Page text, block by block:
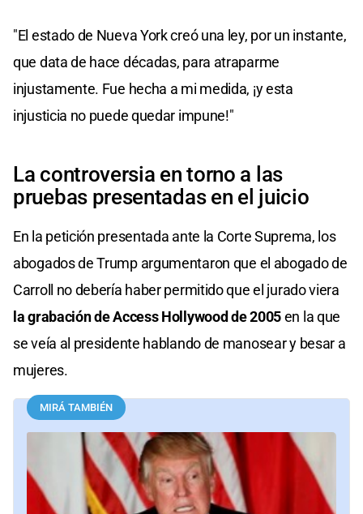
"El estado de Nueva York creó una ley, por un instante,
que data de hace décadas, para atraparme
injustamente. Fue hecha a mi medida, ¡y esta
injusticia no puede quedar impune!"
La controversia en torno a las
pruebas presentadas en el juicio
En la petición presentada ante la Corte Suprema, los
abogados de Trump argumentaron que el abogado de
Carroll no debería haber permitido que el jurado viera
la grabación de Access Hollywood de 2005en la que
se veía al presidente hablando de manosear y besar a
mujeres.
MIRÁ TAMBIÉN